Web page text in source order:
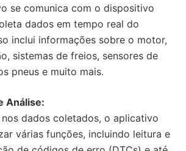
se comunica com o dispositivo
dados em tempo real do
inclui informações sobre o motor,
sistemas de freios, sensores de
pneus e muito mais.
Análise:
nos dados coletados, o aplicativo
várias funções, incluindo leitura e